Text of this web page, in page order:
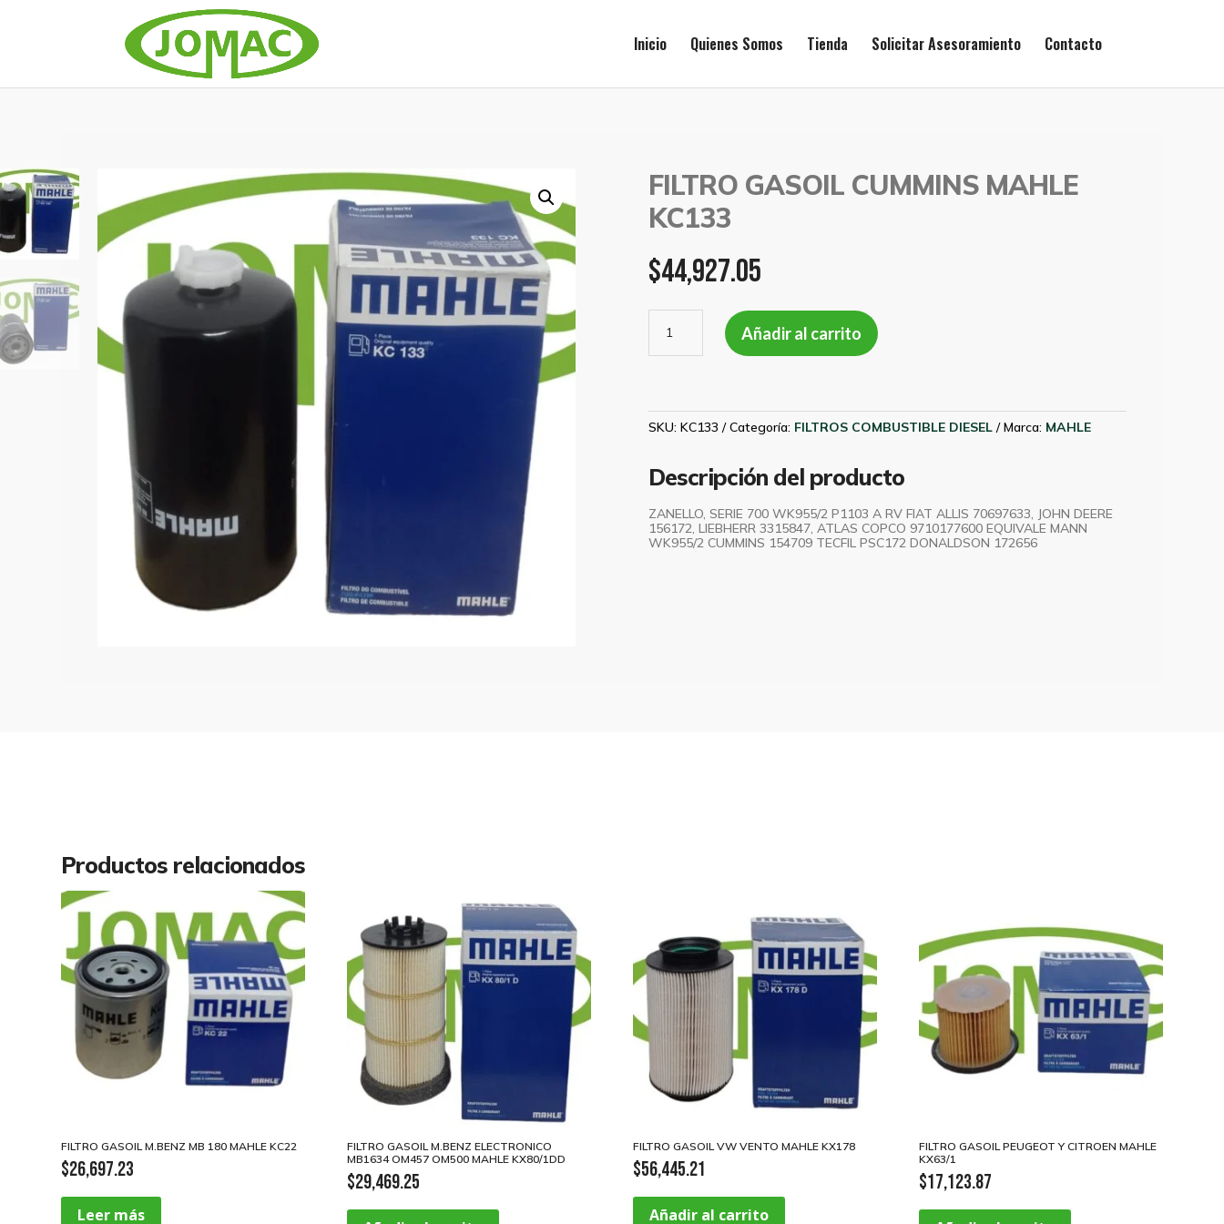
Inicio Quienes Somos Tienda Solicitar Asesoramiento Contacto
FILTRO GASOIL CUMMINS MAHLE
KC133
$44,927.05
GASOIL
CUMMINS
cantidad
Añadir al carrito
SKU: KC133 Categoría: FILTROS COMBUSTIBLE DIESEL Marca: MAHLE
Descripción del producto
ZANELLO, SERIE 700 WK955/2 P1103 A RV FIAT ALLIS 70697633, JOHN DEERE
156172, LIEBHERR 3315847, ATLAS COPCO 9710177600 EQUIVALE MANN
WK955/2 CUMMINS 154709 TECFIL PSC172 DONALDSON 172656
Productos relacionados
FILTRO GASOIL M.BENZ MB 180 MAHLE KC22
$26,697.23
Leer más
FILTRO GASOIL M.BENZ ELECTRONICO
MB1634 OM457 OM500 MAHLE KX80/1DD
$29,469.25
FILTRO GASOIL VW VENTO MAHLE KX178
$56,445.21
Añadir al carrito
FILTRO GASOIL PEUGEOT Y CITROEN MAHLE
KX63/1
$17,123.87